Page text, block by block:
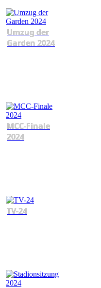
Umzug der
Garden 2024
MCC-Finale
2024
TV-24